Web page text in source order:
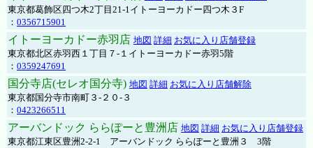
東京都葛飾区四つ木2丁目21-1イトーヨーカドー四つ木３F
： 0356715901
イトーヨーカドー赤羽店 地図 詳細 お気に入り店舗登録
東京都北区赤羽西１丁目７-１イトーヨーカドー赤羽5階
： 0359247691
国分寺店(セレオ国分寺) 地図 詳細 お気に入り店舗解除
東京都国分寺市南町３-２０-３
： 0423266511
アーバンドック ららぽーと豊洲店 地図 詳細 お気に入り店舗登録
東京都江東区豊洲2-2-1 アーバンドック ららぽーと豊洲３ 3階